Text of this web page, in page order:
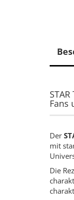
Fans
Der
mit
Die